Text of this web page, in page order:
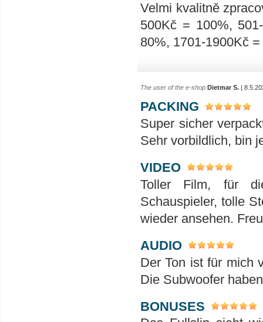
Velmi kvalitně
500Kč = 100%,
80%, 1701-1900Kč
The user of the e-shop Dietmar S. |
PACKING
Super sicher
Sehr vorbildlich, bin
VIDEO
Toller Film, für
Schauspieler, tolle
wieder ansehen.
AUDIO
Der Ton ist für mich
Die Subwoofer
BONUSES